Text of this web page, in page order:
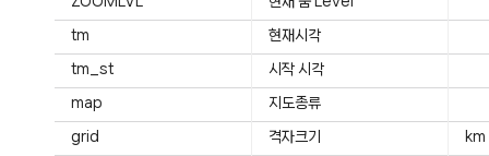
tm 현재시각
tm_st 시작 시각
map 지도종류
grid 격자크기 km